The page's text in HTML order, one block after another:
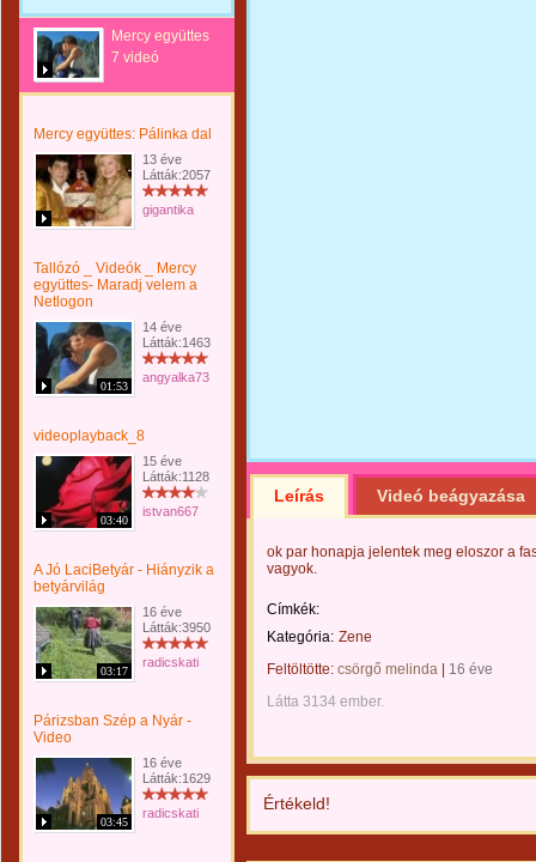
Mercy együttes
7 videó
Mercy együttes: Pálinka dal
13 éve
Látták:2057
gigantika
Tallózó _ Videók _ Mercy
együttes- Maradj velem a
Netlogon
01:53
14 éve
Látták:1463
angyalka73
videoplayback_8
03:40
15 éve
Látták:1128
istvan667
A Jó LaciBetyár - Hiányzik a
betyárvilág
03:17
16 éve
Látták:3950
radicskati
Párizsban Szép a Nyár -
Video
03:45
16 éve
Látták:1629
radicskati
Leírás Videó beágyazása
ok par honapja jelentek meg eloszor a
vagyok.
Címkék:
Kategória: Zene
Feltöltötte: csörgő melinda
16 éve
Látta 3134 ember.
Értékeld!